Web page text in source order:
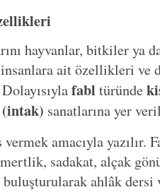
hayvanlar, bitkiler ya
ait özellikleri ve
fabl türünde
sanatlarına yer
vermek amacıyla
sadakat, alçak
ahlâk dersi